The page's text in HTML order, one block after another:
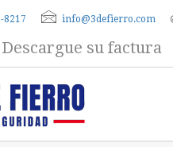
8217 info@3defierro.com
Descargue su factura